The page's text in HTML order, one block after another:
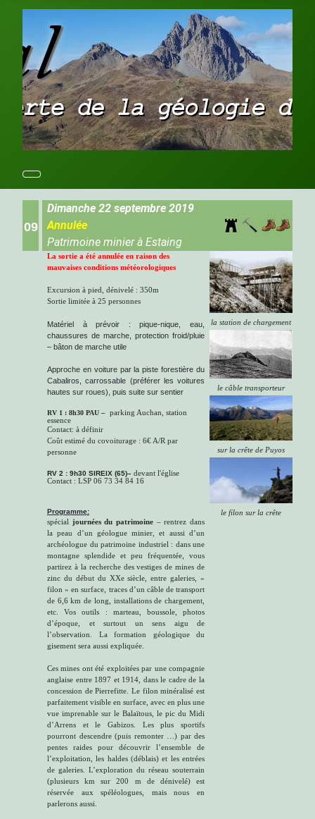
09
Dimanche 22 septembre 2019
Annulée
Patrimoine minier à Estaing
La sortie a été annulée en raison des
mauvaises conditions météorologiques
Excursion à pied, dénivelé : 350m
Sortie limitée à 25 personnes
Matériel à prévoir : pique-nique, eau,
chaussures de marche, protection froid/pluie
– bâton de marche utile
Approche en voiture par la piste forestière du
Cabaliros, carrossable (préférer les voitures
hautes sur roues), puis suite sur sentier
RV 1 : 8h30 PAU – parking Auchan, station
essence
Contact: à définir
Coût estimé du covoiturage : 6€ A/R par
personne
RV 2 : 9h30 SIREIX (65)– devant l'église
Contact : LSP 06 73 34 84 16
Programme:
spécial journées du patrimoine – rentrez dans
la peau d’un géologue minier, et aussi d’un
archéologue du patrimoine industriel : dans une
montagne splendide et peu fréquentée, vous
partirez à la recherche des vestiges de mines de
zinc du début du XXe siècle, entre galeries, «
filon » en surface, traces d’un câble de transport
de 6,6 km de long, installations de chargement,
etc. Vos outils : marteau, boussole, photos
d’époque, et surtout un sens aigu de
l’observation. La formation géologique du
gisement sera aussi expliquée.
Ces mines ont été exploitées par une compagnie
anglaise entre 1897 et 1914, dans le cadre de la
concession de Pierrefitte. Le filon minéralisé est
parfaitement visible en surface, avec en plus une
vue imprenable sur le Balaïtous, le pic du Midi
d’Arrens et le Gabizos. Les plus sportifs
pourront descendre (puis remonter …) par des
pentes raides pour découvrir l’ensemble de
l’exploitation, les haldes (déblais) et les entrées
de galeries. L’exploration du réseau souterrain
(plusieurs km sur 200 m de dénivelé) est
réservée aux spéléologues, mais nous en
parlerons aussi.
la station de chargement
le câble transporteur
sur la crête de Puyos
le filon sur la crête